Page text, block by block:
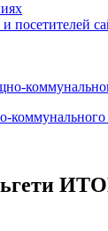
посетителей